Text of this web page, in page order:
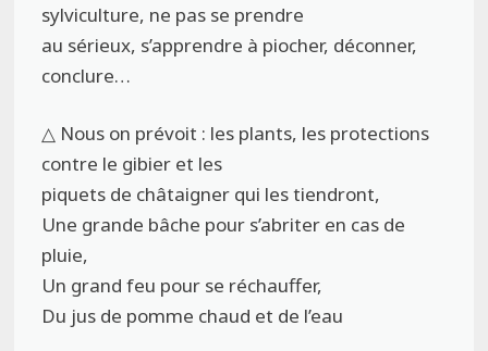
sylviculture, ne pas se prendre
au sérieux, s’apprendre à piocher, déconner,
conclure…
△ Nous on prévoit : les plants, les protections
contre le gibier et les
piquets de châtaigner qui les tiendront,
Une grande bâche pour s’abriter en cas de
pluie,
Un grand feu pour se réchauffer,
Du jus de pomme chaud et de l’eau